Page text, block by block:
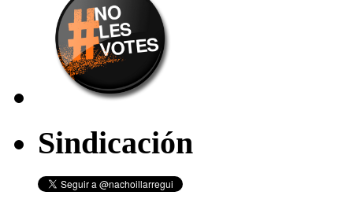
Sindicación